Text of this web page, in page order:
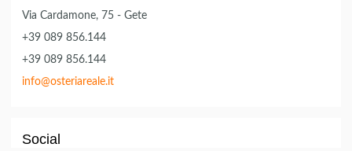
Via Cardamone, 75 - Gete
+39 089 856.144
+39 089 856.144
info@osteriareale.it
Social